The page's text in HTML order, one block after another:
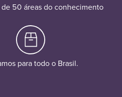
de 50 áreas do conhecimento
para todo o Brasil.